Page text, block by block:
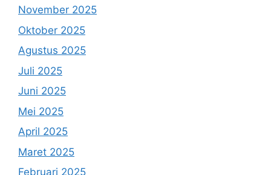
November 2025
Oktober 2025
Agustus 2025
Juli 2025
Juni 2025
Mei 2025
April 2025
Maret 2025
Februari 2025